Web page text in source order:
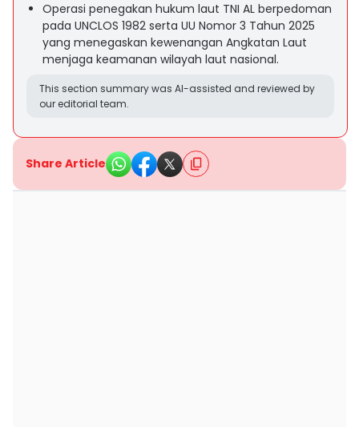
Operasi penegakan hukum laut TNI AL berpedoman
pada UNCLOS 1982 serta UU Nomor 3 Tahun 2025
yang menegaskan kewenangan Angkatan Laut
menjaga keamanan wilayah laut nasional.
This section summary was AI-assisted and reviewed by
our editorial team.
Share Article